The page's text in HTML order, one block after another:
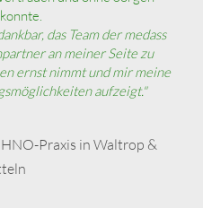
das Team der medass
an meiner Seite zu
ernst nimmt und mir meine
aufzeigt."
Praxis in Waltrop &